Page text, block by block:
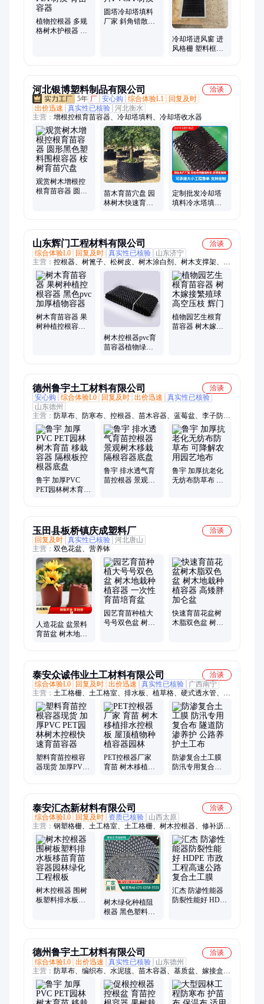
植物控根器 多规
格树木护根器 隔
圆塔冷却塔填料
厂家 斜角错散热
冷却塔进风窗 进
风格栅 塑料框镀
河北银博塑料制品有限公司
洽谈
5年 厂 安心购 综合体验L1
回复及时
出价迅速
真实性已核验 河北衡水
主营： 增根控根育苗容器、冷却塔填料、冷却塔收水器
观赏树木增根控
根育苗容器 圆形
苗木育苗穴盘 园
林树木快速育苗
定制批发冷却塔
填料冷水塔填充
山东辉门工程材料有限公司
洽谈
综合体验L0
回复及时 真实性已核验
山东济宁
主营： 控根器、树篦子、松树皮、树木涂白剂、树木支撑架、
pvc护栏、挡土板、隔根板、染色木屑、草石隔离带、生态浮
岛、不锈钢草石隔离带、土球布、裹树布、排水板、有机覆盖
物、彩色木屑、包树布、绿化防寒布、防寒无纺布、树池盖板
树木育苗容器 果
树种植控根容器
树木控根器pvc育
苗容器植物绿化
植物园艺生根育
苗容器 树木嫁接
德州鲁宇土工材料有限公司
洽谈
安心购
综合体验L0 回复及时 出价迅速
真实性已核验
山东德州
主营： 防草布、防寒布、控根器、苗木容器、蓝莓盆、李子防雨
布、沼气池防渗膜、塑钢线、嫁接盒
鲁宇 加厚PVC
PET园林树木育苗
鲁宇 排水透气育
苗控根器 景观树
鲁宇 加厚抗老化
无纺布防草布 可
玉田县板桥镇庆成塑料厂
洽谈
回复及时 真实性已核验 河北唐山
主营： 双色花盆、营养钵
人造花盆 盆景料
育苗盆 树木地栽
园艺育苗种植大
号号双色盆 树木
快速育苗花盆树
木脂双色盆 树木
泰安众诚伟业土工材料有限公司
洽谈
综合体验L0
回复及时 出价迅速 真实性已核验
广西南宁
主营： 土工格栅、土工格室、排水板、植草格、硬式透水管、软
式透水管、土工膜、土工布、盲沟、水泥毯、三维植被网、控根
器、复合土工膜、防水毯、复合土工布、塑料盲沟、毛细排水
板、草石隔离带、锚固板、蓄排水板、蓄水模块、麦克垫、土工
席垫
塑料育苗控根容
器现货 加厚PVC
PET控根器厂家
育苗 树木移植排
防渗复合土工膜
防汛专用复合布
泰安汇杰新材料有限公司
洽谈
综合体验L0
回复及时 资质已核验
山西太原
主营： 钢塑格栅、土工格室、土工格栅、树木控根器、修补沥
青、复合土工膜、三维植被网、热塑性植草土工
树木控根器 围树
板塑料排水板移
树木绿化种植阻
根器 黑色塑料快
汇杰 防渗性能器
防裂性能好 HDPE
德州鲁宇土工材料有限公司
洽谈
综合体验L0 出价迅速 真实性已核验
山东德州
主营： 防草布、编织布、水泥毯、苗木容器、基质盆、嫁接盒、
编织袋、塑钢线、托膜线、防寒布、固定钉、防渗膜、园艺地
布、李子防雨布、李子防裂果、植被护坡网、控根器底盘、植物